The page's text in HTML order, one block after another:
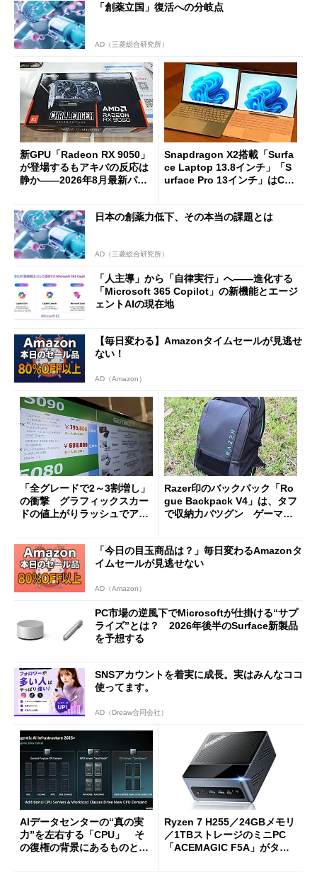
「創薬立国」復活への分岐点
AD（三菱総合研究所）
新GPU「Radeon RX 9050」
が登場するもアキバの反応は
静か――2026年8月最新パー
Snapdragon X2搭載「Surfa
ce Laptop 13.8インチ」「S
urface Pro 13インチ」はCop
た
日本の創薬力低下、その本当の課題とは
AD（三菱総合研究所）
「人主導」から「自律実行」へ――進化する
「Microsoft 365 Copilot」の新機能とエージ
ェントAIの現在地
【毎日変わる】Amazonタイムセールが見逃せ
ない！
AD（Amazon）
「全グレードで2～3割増し」
の衝撃 グラフィックスカー
ドの値上がりラッシュでアキ
Razer印のバックパック「Ro
gue Backpack V4」は、タフ
で収納力バツグン ゲーマー
「今日の目玉商品は？」毎日変わるAmazonタ
イムセールが見逃せない
AD（Amazon）
PC市場の逆風下でMicrosoftが仕掛ける“サプ
ライズ”とは？ 2026年後半のSurface新製品
を予想する
SNSアカウントを着実に成長。実はみんなココ
使ってます。
AD（Dreaw合同会社）
AIデータセンターの“真の実
力”を左右する「CPU」 そ
の復権の背景にあるものと
Ryzen 7 H255／24GBメモリ
／1TBストレージのミニPC
「ACEMAGIC F5A」がタイ